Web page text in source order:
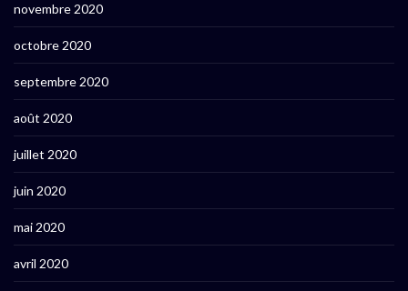
novembre 2020
octobre 2020
septembre 2020
août 2020
juillet 2020
juin 2020
mai 2020
avril 2020